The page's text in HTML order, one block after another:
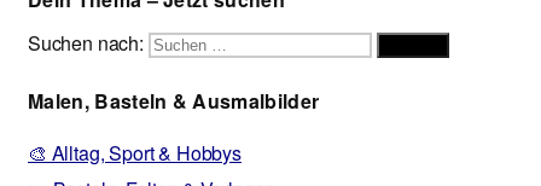
Suchen nach:
Malen, Basteln & Ausmalbilder
🎨 Alltag, Sport & Hobbys